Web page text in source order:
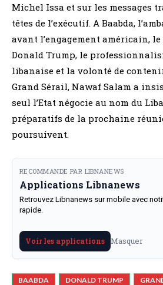
Michel Issa et sur les messages
têtes de l’exécutif. A Baabda,
avant l’engagement américain,
Donald Trump, le
libanaise et la volonté de contenir
Grand Sérail, Nawaf Salam a
seul l’Etat négocie au nom du
préparatifs de la prochaine
poursuivent.
RECOMMANDE PAR LIBNANEWS
Applications Libnanews
Retrouvez Libnanews sur mobile avec
rapide.
Voir les applications Masquer
BAABDA DONALD TRUMP